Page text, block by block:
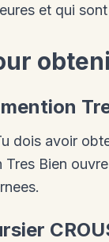
et qui
dois avoir
Tres Bien